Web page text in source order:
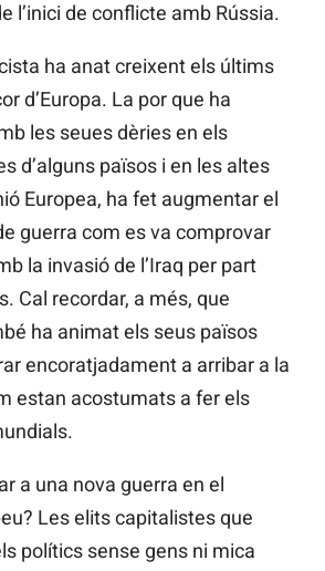
l’inici de conflicte amb Rússia.
ha anat creixent els últims
d’Europa. La por que ha
les seues dèries en els
d’alguns països i en les altes
Europea, ha fet augmentar el
guerra com es va comprovar
la invasió de l’Iraq per part
Cal recordar, a més, que
ha animat els seus països
encoratjadament a arribar a la
estan acostumats a fer els
a una nova guerra en el
Les elits capitalistes que
polítics sense gens ni mica